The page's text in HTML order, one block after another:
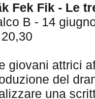
Fek Fik - Le
B - 14
giovani attrici
del
una